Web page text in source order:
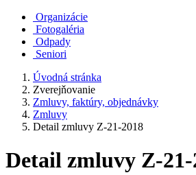
Organizácie
Fotogaléria
Odpady
Seniori
Úvodná stránka
Zverejňovanie
Zmluvy, faktúry, objednávky
Zmluvy
Detail zmluvy Z-21-2018
Detail zmluvy Z-21-